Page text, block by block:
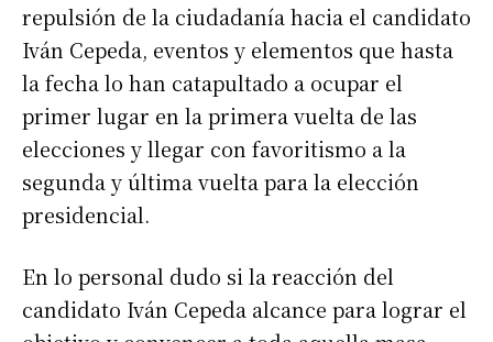
repulsión de la ciudadanía hacia el candidato
Iván Cepeda, eventos y elementos que hasta
la fecha lo han catapultado a ocupar el
primer lugar en la primera vuelta de las
elecciones y llegar con favoritismo a la
segunda y última vuelta para la elección
presidencial.
En lo personal dudo si la reacción del
candidato Iván Cepeda alcance para lograr el